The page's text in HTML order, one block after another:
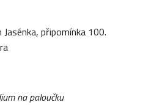
připomínka 100.
na paloučku